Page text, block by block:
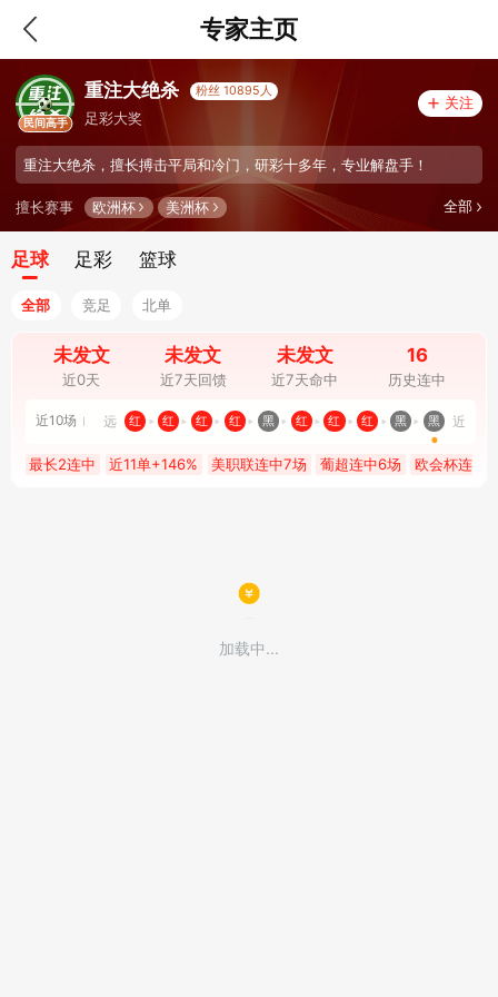
专家主页
民间高手
重注大绝杀 粉丝 10895人
足彩大奖
关注
重注大绝杀，擅长搏击平局和冷门，研彩十多年，专业解盘手！
擅长赛事 欧洲杯 美洲杯 全部
足球 足彩 篮球
全部 竞足 北单
未发文
近0天
未发文
近7天回馈
未发文
近7天命中
16
历史连中
近10场 远 红 红 红 红 黑 红 红 红 黑 黑 近
最长2连中 近11单+146% 美职联连中7场 葡超连中6场 欧会杯连中
加载中...